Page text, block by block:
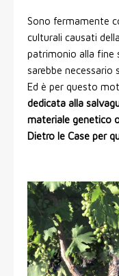
Sono fermamente
culturali causati
patrimonio alla fine
sarebbe necessario
Ed è per questo
dedicata alla
materiale genetico
Dietro le Case per